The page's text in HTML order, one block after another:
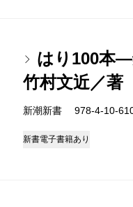
はり100本
竹村文近／著
新潮新書 978-4-10-
新書電子書籍あり